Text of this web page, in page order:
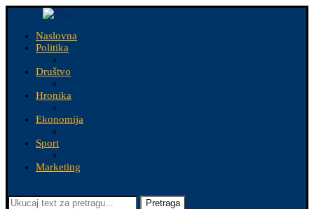
Naslovna
Politika
Društvo
Hronika
Ekonomija
Sport
Marketing
Pretraga